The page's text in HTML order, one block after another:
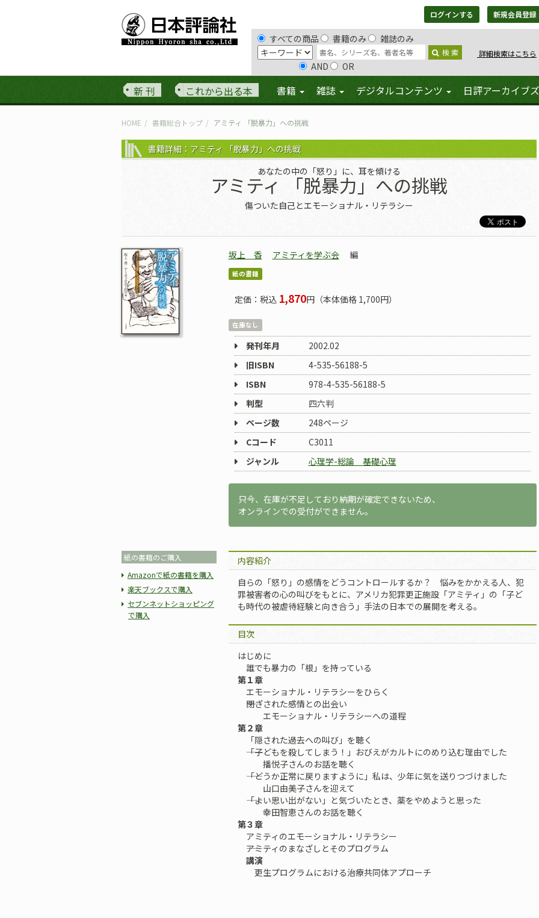
ログインする 新規会員登録
すべての商品 書籍のみ 雑誌のみ
検 索 詳細検索はこちら
AND OR
新 刊 これから出る本 書籍 雑誌 デジタルコンテンツ 日評アーカイブズ
HOME 書籍総合トップ アミティ 「脱暴力」への挑戦
書籍詳細：アミティ 「脱暴力」への挑戦
あなたの中の「怒り」に、耳を傾ける
アミティ 「脱暴力」への挑戦
傷ついた自己とエモーショナル・リテラシー
坂上 香 アミティを学ぶ会 編
紙の書籍
定価：税込 1,870円（本体価格 1,700円）
在庫なし
発刊年月
2002.02
旧ISBN
4-535-56188-5
ISBN
978-4-535-56188-5
判型
四六判
ページ数
248ページ
Cコード
C3011
ジャンル
心理学-総論 基礎心理
只今、在庫が不足しており納期が確定できないため、
オンラインでの受付ができません。
紙の書籍のご購入
Amazonで紙の書籍を購入
楽天ブックスで購入
セブンネットショッピング
で購入
内容紹介
自らの「怒り」の感情をどうコントロールするか？ 悩みをかかえる人、犯
罪被害者の心の叫びをもとに、アメリカ犯罪更正施設「アミティ」の「子ど
も時代の被虐待経験と向き合う」手法の日本での展開を考える。
目次
はじめに
誰でも暴力の「根」を持っている
第１章
エモーショナル・リテラシーをひらく
――閉ざされた感情との出会い
エモーショナル・リテラシーへの道程
第２章
「隠された過去への叫び」を聴く
――「子どもを殺してしまう！」おびえがカルトにのめり込む理由でした
播悦子さんのお話を聴く
――「どうか正常に戻りますように」私は、少年に気を送りつづけました
山口由美子さんを迎えて
――「よい思い出がない」と気づいたとき、薬をやめようと思った
幸田智恵さんのお話を聴く
第３章
アミティのエモーショナル・リテラシー
――アミティのまなざしとそのプログラム
講演
更生プログラムにおける治療共同体アプローチ